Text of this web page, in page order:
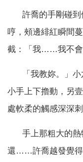
許喬的手剛碰到
哼，頰邊緋紅瞬間
截：「我……我不會
「我教妳。」小
小手上下擼動，另
處軟柔的觸感深深
手上那粗大的熱
還……許喬越發覺得